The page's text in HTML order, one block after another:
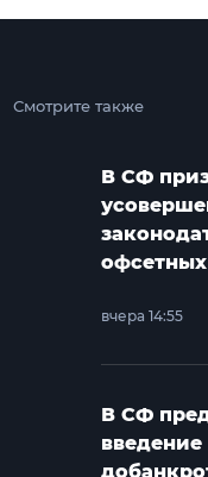
Смотрите также
В СФ
вчера 14:55
В СФ